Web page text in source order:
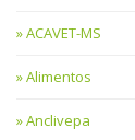
ACAVET-MS
Alimentos
Anclivepa